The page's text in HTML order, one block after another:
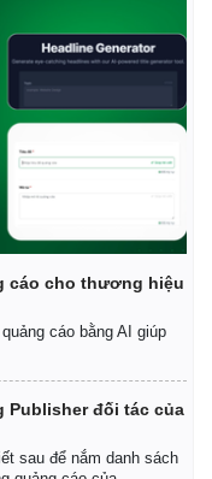
cáo cho thương hiệu
cáo bằng AI giúp
Publisher đối tác của
sau để nắm danh sách